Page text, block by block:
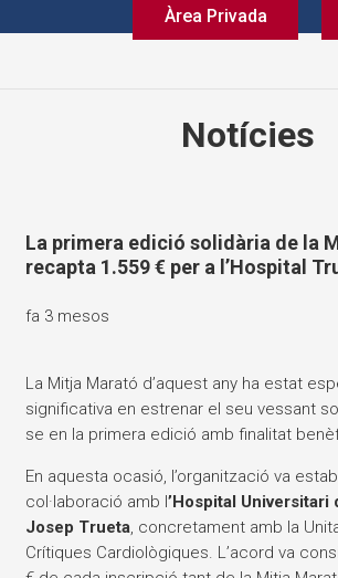
Àrea Privada
Notícies
La primera edició solidària de la
recapta 1.559 € per a l’Hospital
fa 3 mesos
La Mitja Marató d’aquest any ha estat
significativa en estrenar el seu vessant
se en la primera edició amb finalitat
En aquesta ocasió, l’organització va
col·laboració amb l’Hospital Universitari
Josep Trueta, concretament amb la
Crítiques Cardiològiques. L’acord va